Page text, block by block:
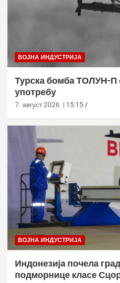
ВОЈНА ИНДУСТРИЈА
Турска бомба ТОЛУН-П
употребу
7. август 2026. | 15:15
ВОЈНА ИНДУСТРИЈА
Индонезија почела
подморнице класе